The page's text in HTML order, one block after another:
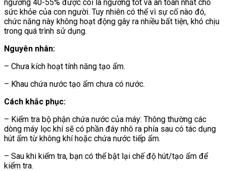
ngưỡng 40-55% được coi là ngưỡng tốt và an toàn nhất cho
sức khỏe của con người. Tuy nhiên có thể vì sự cố nào đó,
chức năng này không hoạt động gây ra nhiều bất tiện, khó chịu
trong quá trình sử dụng.
Nguyên nhân:
– Chưa kích hoạt tính năng tạo ẩm.
– Khau chứa nước tạo ẩm chưa có nước.
Cách khắc phục:
– Kiểm tra bộ phận chứa nước của máy: Thông thường các
dòng máy lọc khí sẽ có phần đáy nhô ra phía sau có tác dụng
hút ẩm từ không khí hoặc chứa nước tiếp ẩm.
– Sau khi kiểm tra, bạn có thể bật lại chế độ hút/tạo ẩm để
kiểm tra.